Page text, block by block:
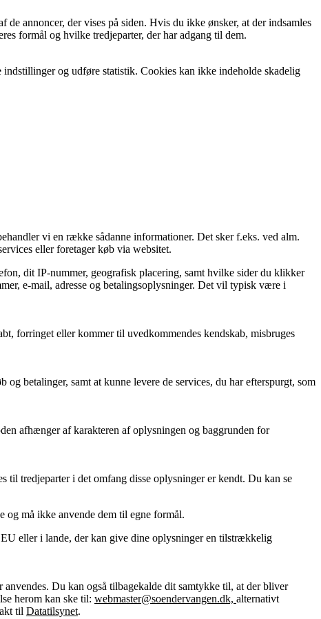
annoncer, der vises på siden. Hvis du ikke ønsker, at der indsamles
formål og hvilke tredjeparter, der har adgang til dem.
indstillinger og udføre statistik. Cookies kan ikke indeholde skadelig
vi en række sådanne informationer. Det sker f.eks. ved alm.
eller foretager køb via websitet.
dit IP-nummer, geografisk placering, samt hvilke sider du klikker
e-mail, adresse og betalingsoplysninger. Det vil typisk være i
forringet eller kommer til uvedkommendes kendskab, misbruges
betalinger, samt at kunne levere de services, du har efterspurgt, som
afhænger af karakteren af oplysningen og baggrunden for
til tredjeparter i det omfang disse oplysninger er kendt. Du kan se
og må ikke anvende dem til egne formål.
eller i lande, der kan give dine oplysninger en tilstrækkelig
Du kan også tilbagekalde dit samtykke til, at der bliver
herom kan ske til: webmaster@soendervangen.dk, alternativt
til Datatilsynet.